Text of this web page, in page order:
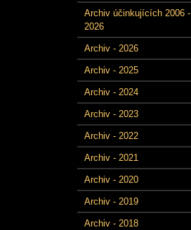
Archiv účinkujících 2006 -
2026
Archiv - 2026
Archiv - 2025
Archiv - 2024
Archiv - 2023
Archiv - 2022
Archiv - 2021
Archiv - 2020
Archiv - 2019
Archiv - 2018